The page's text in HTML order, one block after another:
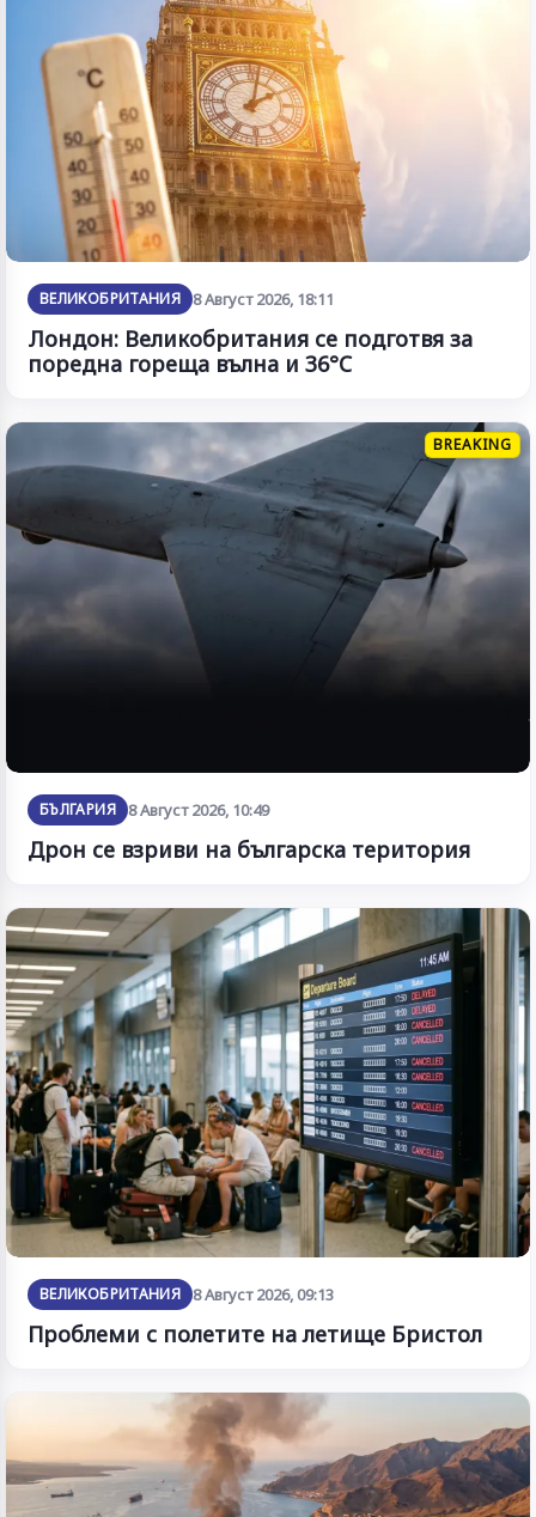
ВЕЛИКОБРИТАНИЯ 8 Август 2026, 18:11
Лондон: Великобритания се подготвя за
поредна гореща вълна и 36°C
BREAKING
БЪЛГАРИЯ 8 Август 2026, 10:49
Дрон се взриви на българска територия
ВЕЛИКОБРИТАНИЯ 8 Август 2026, 09:13
Проблеми с полетите на летище Бристол